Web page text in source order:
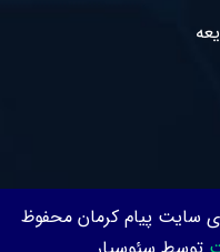
سایت پیام کرمان محفوظ